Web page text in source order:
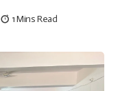
1 Mins Read